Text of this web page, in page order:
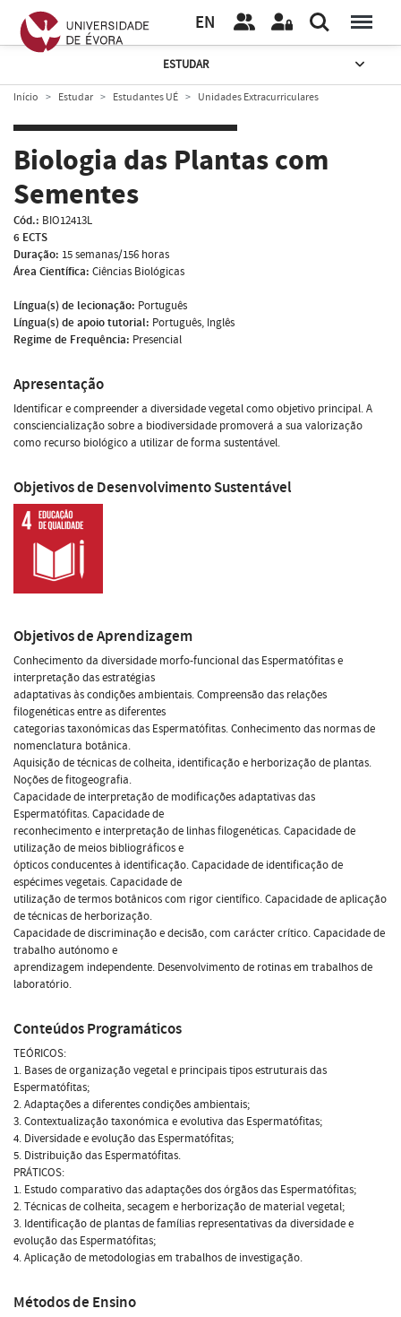
EN
ESTUDAR
Início Estudar Estudantes UÉ Unidades Extracurriculares
Biologia das Plantas com
Sementes
Cód.: BIO12413L
6 ECTS
Duração: 15 semanas/156 horas
Área Científica: Ciências Biológicas
Língua(s) de lecionação: Português
Língua(s) de apoio tutorial: Português, Inglês
Regime de Frequência: Presencial
Apresentação
Identificar e compreender a diversidade vegetal como objetivo principal. A
consciencialização sobre a biodiversidade promoverá a sua valorização
como recurso biológico a utilizar de forma sustentável.
Objetivos de Desenvolvimento Sustentável
Objetivos de Aprendizagem
Conhecimento da diversidade morfo-funcional das Espermatófitas e
interpretação das estratégias
adaptativas às condições ambientais. Compreensão das relações
filogenéticas entre as diferentes
categorias taxonómicas das Espermatófitas. Conhecimento das normas de
nomenclatura botânica.
Aquisição de técnicas de colheita, identificação e herborização de plantas.
Noções de fitogeografia.
Capacidade de interpretação de modificações adaptativas das
Espermatófitas. Capacidade de
reconhecimento e interpretação de linhas filogenéticas. Capacidade de
utilização de meios bibliográficos e
ópticos conducentes à identificação. Capacidade de identificação de
espécimes vegetais. Capacidade de
utilização de termos botânicos com rigor científico. Capacidade de aplicação
de técnicas de herborização.
Capacidade de discriminação e decisão, com carácter crítico. Capacidade de
trabalho autónomo e
aprendizagem independente. Desenvolvimento de rotinas em trabalhos de
laboratório.
Conteúdos Programáticos
TEÓRICOS:
1. Bases de organização vegetal e principais tipos estruturais das
Espermatófitas;
2. Adaptações a diferentes condições ambientais;
3. Contextualização taxonómica e evolutiva das Espermatófitas;
4. Diversidade e evolução das Espermatófitas;
5. Distribuição das Espermatófitas.
PRÁTICOS:
1. Estudo comparativo das adaptações dos órgãos das Espermatófitas;
2. Técnicas de colheita, secagem e herborização de material vegetal;
3. Identificação de plantas de famílias representativas da diversidade e
evolução das Espermatófitas;
4. Aplicação de metodologias em trabalhos de investigação.
Métodos de Ensino